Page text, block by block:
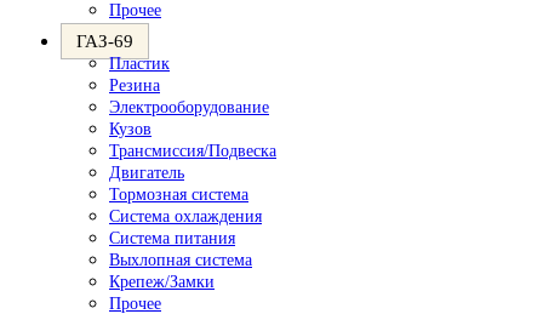
Прочее
ГАЗ-69
Пластик
Резина
Электрооборудование
Кузов
Трансмиссия/Подвеска
Двигатель
Тормозная система
Система охлаждения
Система питания
Выхлопная система
Крепеж/Замки
Прочее